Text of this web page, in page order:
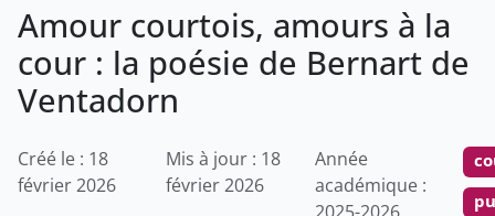
Amour courtois, amours à la
cour : la poésie de Bernart de
Ventadorn
Créé le : 18
février 2026
Mis à jour : 18
février 2026
Année
académique :